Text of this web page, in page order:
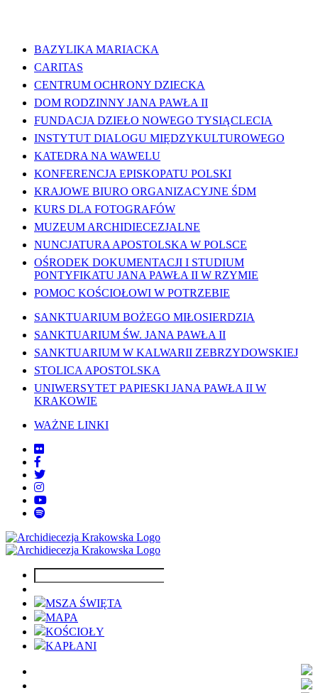
BAZYLIKA MARIACKA
CARITAS
CENTRUM OCHRONY DZIECKA
DOM RODZINNY JANA PAWŁA II
FUNDACJA DZIEŁO NOWEGO TYSIĄCLECIA
INSTYTUT DIALOGU MIĘDZYKULTUROWEGO
KATEDRA NA WAWELU
KONFERENCJA EPISKOPATU POLSKI
KRAJOWE BIURO ORGANIZACYJNE ŚDM
KURS DLA FOTOGRAFÓW
MUZEUM ARCHIDIECEZJALNE
NUNCJATURA APOSTOLSKA W POLSCE
OŚRODEK DOKUMENTACJI I STUDIUM
PONTYFIKATU JANA PAWŁA II W RZYMIE
POMOC KOŚCIOŁOWI W POTRZEBIE
SANKTUARIUM BOŻEGO MIŁOSIERDZIA
SANKTUARIUM ŚW. JANA PAWŁA II
SANKTUARIUM W KALWARII ZEBRZYDOWSKIEJ
STOLICA APOSTOLSKA
UNIWERSYTET PAPIESKI JANA PAWŁA II W
KRAKOWIE
WAŻNE LINKI
MSZA ŚWIĘTA
MAPA
KOŚCIOŁY
KAPŁANI